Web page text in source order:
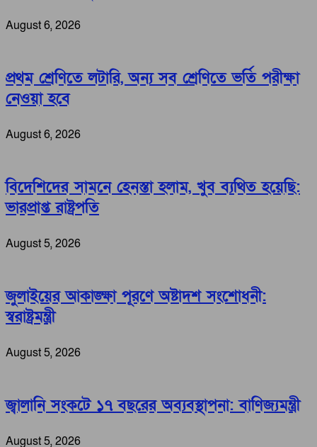
August 6, 2026
প্রথম শ্রেণিতে লটারি, অন্য সব শ্রেণিতে ভর্তি পরীক্ষা
নেওয়া হবে
August 6, 2026
বিদেশিদের সামনে হেনস্তা হলাম, খুব ব্যথিত হয়েছি:
ভারপ্রাপ্ত রাষ্ট্রপতি
August 5, 2026
জুলাইয়ের আকাঙ্ক্ষা পূরণে অষ্টাদশ সংশোধনী:
স্বরাষ্ট্রমন্ত্রী
August 5, 2026
জ্বালানি সংকটে ১৭ বছরের অব্যবস্থাপনা: বাণিজ্যমন্ত্রী
August 5, 2026